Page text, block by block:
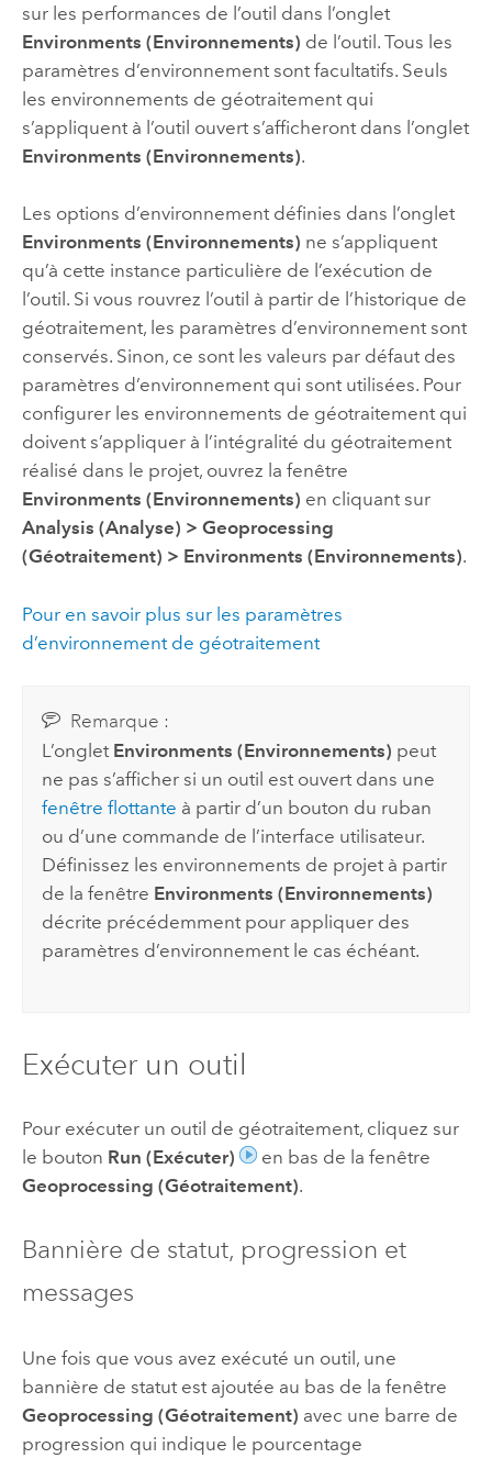
sur les performances de l’outil dans l’onglet
Environments (Environnements) de l’outil. Tous les
paramètres d’environnement sont facultatifs. Seuls
les environnements de géotraitement qui
s’appliquent à l’outil ouvert s’afficheront dans l’onglet
Environments (Environnements).
Les options d’environnement définies dans l’onglet
Environments (Environnements) ne s’appliquent
qu’à cette instance particulière de l’exécution de
l’outil. Si vous rouvrez l’outil à partir de l’historique de
géotraitement, les paramètres d’environnement sont
conservés. Sinon, ce sont les valeurs par défaut des
paramètres d’environnement qui sont utilisées. Pour
configurer les environnements de géotraitement qui
doivent s’appliquer à l’intégralité du géotraitement
réalisé dans le projet, ouvrez la fenêtre
Environments (Environnements) en cliquant sur
Analysis (Analyse) > Geoprocessing
(Géotraitement) > Environments (Environnements).
Pour en savoir plus sur les paramètres
d’environnement de géotraitement
Remarque :
L’onglet Environments (Environnements) peut
ne pas s’afficher si un outil est ouvert dans une
fenêtre flottante à partir d’un bouton du ruban
ou d’une commande de l’interface utilisateur.
Définissez les environnements de projet à partir
de la fenêtre Environments (Environnements)
décrite précédemment pour appliquer des
paramètres d’environnement le cas échéant.
Exécuter un outil
Pour exécuter un outil de géotraitement, cliquez sur
le bouton Run (Exécuter)
en bas de la fenêtre
Geoprocessing (Géotraitement).
Bannière de statut, progression et
messages
Une fois que vous avez exécuté un outil, une
bannière de statut est ajoutée au bas de la fenêtre
Geoprocessing (Géotraitement) avec une barre de
progression qui indique le pourcentage